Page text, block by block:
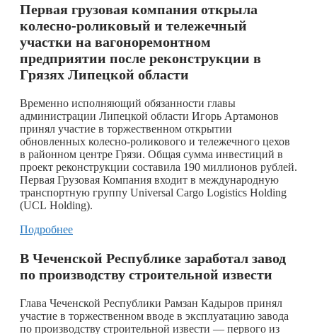
Первая грузовая компания открыла
колесно-роликовый и тележечный
участки на вагоноремонтном
предприятии после реконструкции в
Грязях Липецкой области
Временно исполняющий обязанности главы
администрации Липецкой области Игорь Артамонов
принял участие в торжественном открытии
обновленных колесно-роликового и тележечного цехов
в районном центре Грязи. Общая сумма инвестиций в
проект реконструкции составила 190 миллионов рублей.
Первая Грузовая Компания входит в международную
транспортную группу Universal Cargo Logistics Holding
(UCL Holding).
Подробнее
В Чеченской Республике заработал завод
по производству строительной извести
Глава Чеченской Республики Рамзан Кадыров принял
участие в торжественном вводе в эксплуатацию завода
по производству строительной извести — первого из